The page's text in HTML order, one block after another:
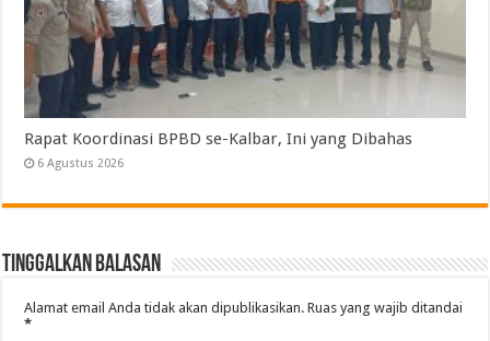
Rapat Koordinasi BPBD se-Kalbar, Ini yang Dibahas
6 Agustus 2026
Tinggalkan Balasan
Alamat email Anda tidak akan dipublikasikan. Ruas yang wajib ditandai
*